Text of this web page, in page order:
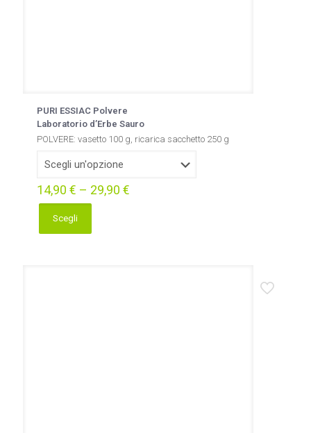
PURI ESSIAC Polvere
Laboratorio d’Erbe Sauro
POLVERE: vasetto 100 g, ricarica sacchetto 250 g
14,90 € – 29,90 €
Scegli
Questo
prodotto